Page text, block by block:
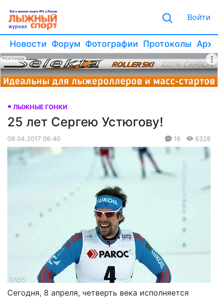
Войти
Новости Форум Фотографии Протоколы
РЕКЛАМА
ЛЫЖНЫЕ ГОНКИ
25 лет Сергею Устюгову!
08.04.2017 06:40 16 6328
Сегодня, 8 апреля, четверть века исполняется